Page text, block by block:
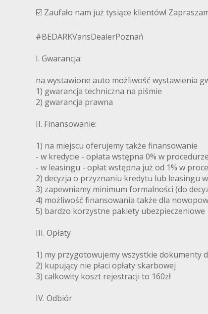
☑️ Zaufało nam już tysiące klientów!
#BEDARKVansDealerPoznań
I. Gwarancja:
na wystawione auto możliwość wystawienia
1) gwarancja techniczna na piśmie
2) gwarancja prawna
II. Finansowanie:
1) na miejscu oferujemy także finansowanie
- w kredycie - opłata wstępna 0% w
- w leasingu - opłat wstępna już od 1% w
2) decyzja o przyznaniu kredytu lub leasingu
3) zapewniamy minimum formalności (do
4) możliwość finansowania także dla
5) bardzo korzystne pakiety ubezpieczeniowe
III. Opłaty
1) my przygotowujemy wszystkie dokumenty
2) kupujący nie płaci opłaty skarbowej
3) całkowity koszt rejestracji to 160zł
IV. Odbiór